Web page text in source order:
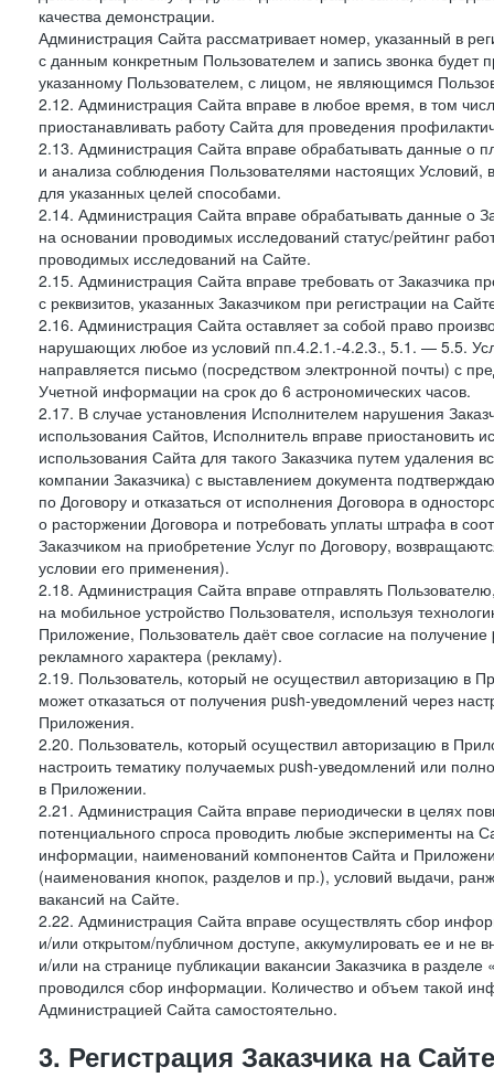
качества демонстрации.
Администрация Сайта рассматривает номер, указанный в
с данным конкретным Пользователем и запись звонка будет
указанному Пользователем, с лицом, не являющимся
2.12. Администрация Сайта вправе в любое время, в том
приостанавливать работу Сайта для проведения
2.13. Администрация Сайта вправе обрабатывать данные о
и анализа соблюдения Пользователями настоящих
для указанных целей способами.
2.14. Администрация Сайта вправе обрабатывать данные о
на основании проводимых исследований статус/рейтинг
проводимых исследований на Сайте.
2.15. Администрация Сайта вправе требовать от Заказчика
с реквизитов, указанных Заказчиком при регистрации на
2.16. Администрация Сайта оставляет за собой право
нарушающих любое из условий пп.4.2.1.-4.2.3., 5.1. — 5.5.
направляется письмо (посредством электронной почты) с
Учетной информации на срок до 6 астрономических часов.
2.17. В случае установления Исполнителем нарушения
использования Сайтов, Исполнитель вправе приостановить
использования Сайта для такого Заказчика путем
компании Заказчика) с выставлением документа
по Договору и отказаться от исполнения Договора в
о расторжении Договора и потребовать уплаты штрафа в
Заказчиком на приобретение Услуг по Договору,
условии его применения).
2.18. Администрация Сайта вправе отправлять
на мобильное устройство Пользователя, используя
Приложение, Пользователь даёт свое согласие на
рекламного характера (рекламу).
2.19. Пользователь, который не осуществил авторизацию в
может отказаться от получения push-уведомлений через
Приложения.
2.20. Пользователь, который осуществил авторизацию в
настроить тематику получаемых push-уведомлений или
в Приложении.
2.21. Администрация Сайта вправе периодически в целях
потенциального спроса проводить любые эксперименты на
информации, наименований компонентов Сайта и
(наименования кнопок, разделов и пр.), условий выдачи,
вакансий на Сайте.
2.22. Администрация Сайта вправе осуществлять сбор
и/или открытом/публичном доступе, аккумулировать ее и не
и/или на странице публикации вакансии Заказчика в
проводился сбор информации. Количество и объем такой
Администрацией Сайта самостоятельно.
3. Регистрация Заказчика на Сайте